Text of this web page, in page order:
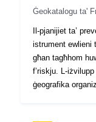
Ġeokatalogu ta'
Il-pjanijiet ta’
istrument ewlieni
għan tagħhom
f’riskju. L-
ġeografika